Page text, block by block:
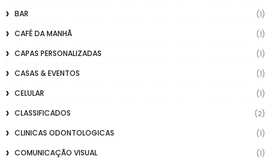
BAR
(1)
CAFÉ DA MANHÃ
(1)
CAPAS PERSONALIZADAS
(1)
CASAS & EVENTOS
(1)
CELULAR
(1)
CLASSIFICADOS
(2)
CLINICAS ODONTOLOGICAS
(1)
COMUNICAÇÃO VISUAL
(1)